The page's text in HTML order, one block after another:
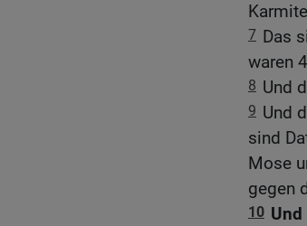
7 Das
waren
8 Und
9 Und
sind
Mose
gegen
10